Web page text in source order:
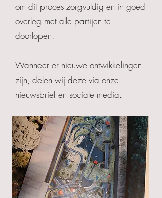
om dit proces zorgvuldig en in goed
overleg met alle partijen te
doorlopen.
Wanneer er nieuwe ontwikkelingen
zijn, delen wij deze via onze
nieuwsbrief en sociale media.